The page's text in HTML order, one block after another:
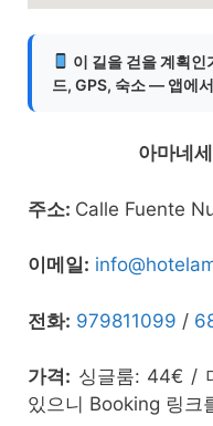
이 길을 걷을 계획인
드, GPS, 숙소 — 앱에
아마네
주소: Calle Fuente
이메일:
전화: 979811099 /
가격: 싱글룸: 44€ /
있으니 Booking 링크